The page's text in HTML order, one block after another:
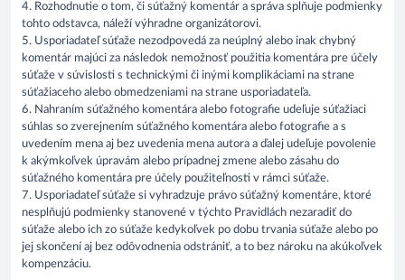
4. Rozhodnutie o tom, či súťažný komentár a správa splňuje podmienky
tohto odstavca, náleží výhradne organizátorovi.
5. Usporiadateľ súťaže nezodpovedá za neúplný alebo inak chybný
komentár majúci za následok nemožnosť použitia komentára pre účely
súťaže v súvislosti s technickými či inými komplikáciami na strane
súťažiaceho alebo obmedzeniami na strane usporiadateľa.
6. Nahraním súťažného komentára alebo fotografie udeľuje súťažiaci
súhlas so zverejnením súťažného komentára alebo fotografie a s
uvedením mena aj bez uvedenia mena autora a ďalej udeľuje povolenie
k akýmkoľvek úpravám alebo prípadnej zmene alebo zásahu do
súťažného komentára pre účely použiteľnosti v rámci súťaže.
7. Usporiadateľ súťaže si vyhradzuje právo súťažný komentáre, ktoré
nesplňujú podmienky stanovené v týchto Pravidlách nezaradiť do
súťaže alebo ich zo súťaže kedykoľvek po dobu trvania súťaže alebo po
jej skončení aj bez odôvodnenia odstrániť, a to bez nároku na akúkoľvek
kompenzáciu.